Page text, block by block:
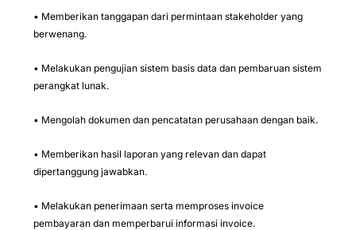
• Memberikan tanggapan dari permintaan stakeholder yang
berwenang.
• Melakukan pengujian sistem basis data dan pembaruan sistem
perangkat lunak.
• Mengolah dokumen dan pencatatan perusahaan dengan baik.
• Memberikan hasil laporan yang relevan dan dapat
dipertanggung jawabkan.
• Melakukan penerimaan serta memproses invoice
pembayaran dan memperbarui informasi invoice.